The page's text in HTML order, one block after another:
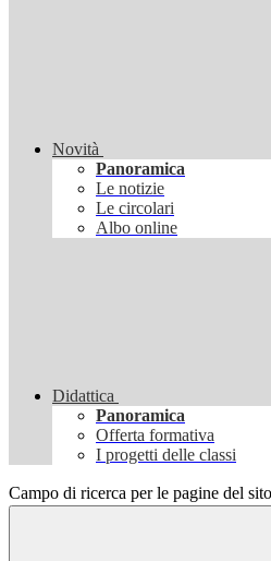
Novità
Panoramica
Le notizie
Le circolari
Albo online
Didattica
Panoramica
Offerta formativa
I progetti delle classi
Campo di ricerca per le pagine del sito